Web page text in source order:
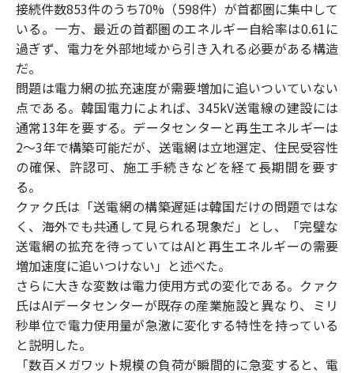
接続件数853件のうち70%（598件）が首都圏に集中して
いる。一方、最近の首都圏のエネルギー自給率は0.61に
過ぎず、電力を外部地域から引き入れる必要がある構造
だ。
問題は電力網の拡充速度が需要増加に追いついていない
点である。韓国電力によれば、345kV送電線の建設には
通常13年を要する。データセンターと再生エネルギーは
2〜3年で構築可能だが、送電網は立地選定、住民受容性
の確保、許認可、施工手続きなどを経て長期間を要す
る。
クァク氏は「送電網の構築遅延は韓国だけの問題ではな
く、海外でも共通して見られる現象だ」とし、「完璧な
送電網の拡充を待っていてはAIと再生エネルギーの需要
増加速度に追いつけない」と述べた。
さらに大きな変数は電力使用方式の変化である。クァク
氏はAIデータセンターが既存の産業施設と異なり、ミリ
秒単位で電力使用量が急激に変化する特性を持っている
と説明した。
「数百メガワット規模の負荷が瞬間的に急変すると、電